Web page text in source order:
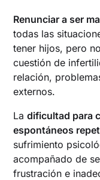
Renunciar a ser
todas las
tener hijos, pero
cuestión de
relación,
externos.
Ladificultad para
espontáneos
sufrimiento
acompañado de
frustración e